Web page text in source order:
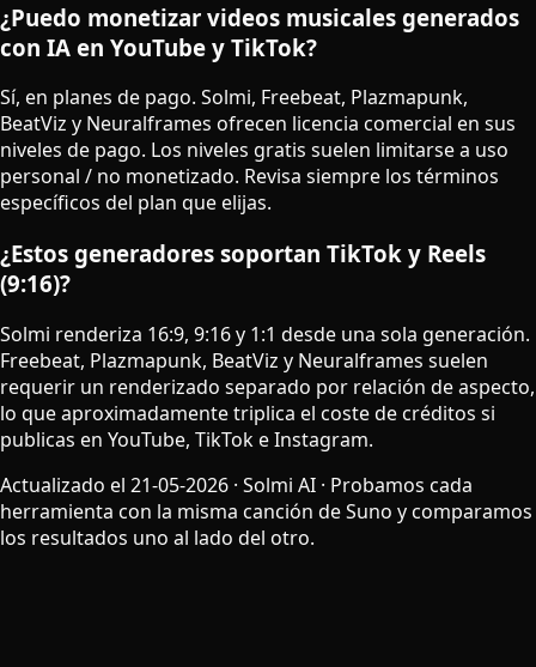
¿Puedo monetizar videos musicales generados
con IA en YouTube y TikTok?
Sí, en planes de pago. Solmi, Freebeat, Plazmapunk,
BeatViz y Neuralframes ofrecen licencia comercial en sus
niveles de pago. Los niveles gratis suelen limitarse a uso
personal / no monetizado. Revisa siempre los términos
específicos del plan que elijas.
¿Estos generadores soportan TikTok y Reels
(9:16)?
Solmi renderiza 16:9, 9:16 y 1:1 desde una sola generación.
Freebeat, Plazmapunk, BeatViz y Neuralframes suelen
requerir un renderizado separado por relación de aspecto,
lo que aproximadamente triplica el coste de créditos si
publicas en YouTube, TikTok e Instagram.
Actualizado el 21-05-2026 · Solmi AI · Probamos cada
herramienta con la misma canción de Suno y comparamos
los resultados uno al lado del otro.